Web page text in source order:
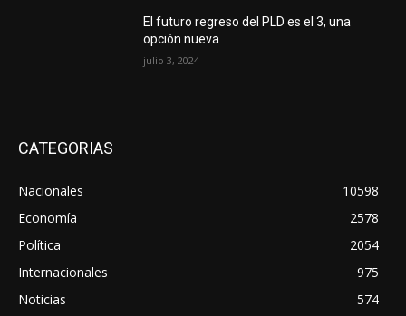
El futuro regreso del PLD es el 3, una
opción nueva
julio 3, 2024
CATEGORIAS
Nacionales
10598
Economía
2578
Política
2054
Internacionales
975
Noticias
574